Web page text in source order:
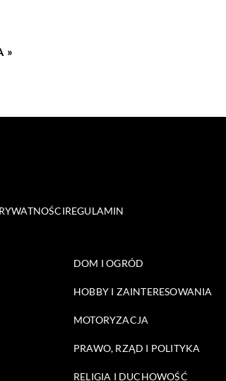
»
REGULAMIN
DOM I OGRÓD
HOBBY I ZAINTERESOWANIA
MOTORYZACJA
PRAWO, RZĄD I POLITYKA
RELIGIA I DUCHOWOŚĆ